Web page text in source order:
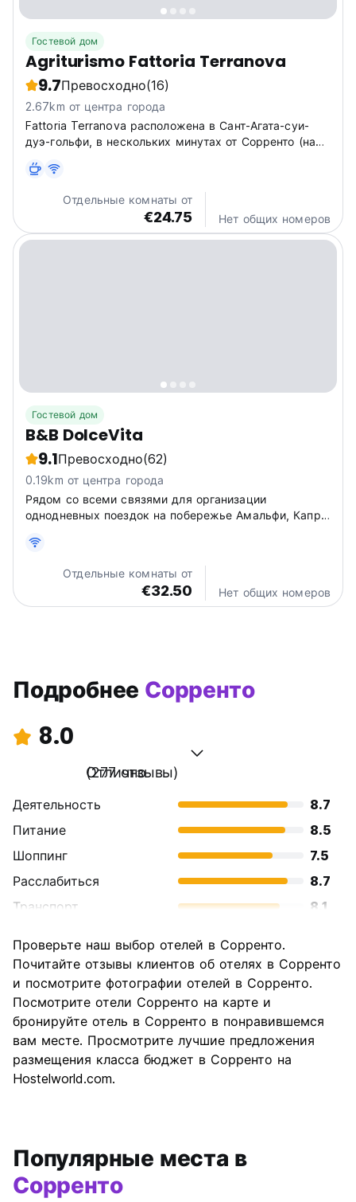
Гостевой дом
Agriturismo Fattoria Terranova
9.7Превосходно(16)
2.67km от центра города
Fattoria Terranova расположена в Сант-Агата-суи-
дуэ-гольфи, в нескольких минутах от Сорренто (на
настоящей «фатторией» или фермой, заведением
«агротуризма», как люди предпочитают называть его
в наши дни.Отдельные комнаты от
€24.75 Нет общих номеров
Гостевой дом
B&B DolceVita
9.1Превосходно(62)
0.19km от центра города
Рядом со всеми связями для организации
однодневных поездок на побережье Амальфи, Капри,
Отдельные комнаты от
€32.50 Нет общих номеров
Подробнее Сорренто
8.0
Отлично
(277 отзывы)
Деятельность
8.7
Питание
8.5
Шоппинг
7.5
Расслабиться
8.7
Транспорт
8.1
достопримечательностей
Культура
Ночная жизнь
Соотношение цены и
качества
7.3
Проверьте наш выбор отелей в Сорренто.
Почитайте отзывы клиентов об отелях в Сорренто
и посмотрите фотографии отелей в Сорренто.
Посмотрите отели Сорренто на карте и
бронируйте отель в Сорренто в понравившемся
вам месте. Просмотрите лучшие предложения
размещения класса бюджет в Сорренто на
Hostelworld.com.
Популярные места в
Сорренто